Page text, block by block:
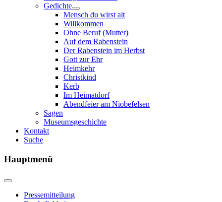
Gedichte
Mensch du wirst alt
Willkommen
Ohne Beruf (Mutter)
Auf dem Rabenstein
Der Rabenstein im Herbst
Gott zur Ehr
Heimkehr
Christkind
Kerb
Im Heimatdorf
Abendfeier am Niobefelsen
Sagen
Museumsgeschichte
Kontakt
Suche
Hauptmenü
Pressemitteilung